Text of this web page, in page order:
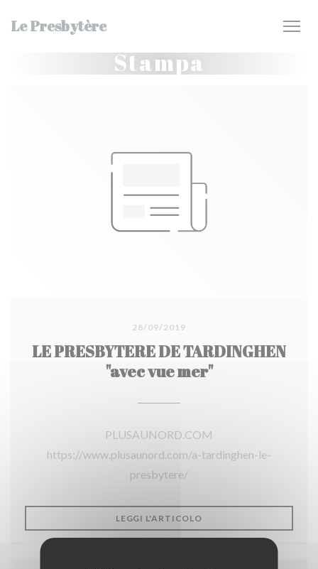
Le Presbytère
Stampa
28/09/2019
LE PRESBYTERE DE TARDINGHEN
"avec vue mer"
PLUSAUNORD.COM
https://www.plusaunord.com/a-tardinghen-le-
presbytere/
LEGGI L'ARTICOLO